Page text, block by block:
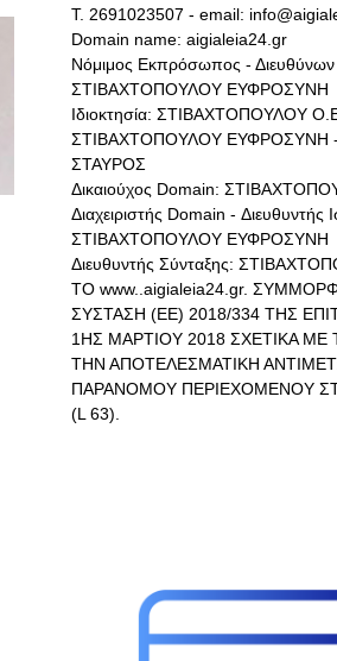
Τ. 2691023507 - email:
Domain name: aigialeia24.gr
Νόμιμος Εκπρόσωπος -
ΣΤΙΒΑΧΤΟΠΟΥΛΟΥ ΕΥΦΡΟΣΥΝΗ
Ιδιοκτησία: ΣΤΙΒΑΧΤΟΠΟΥΛΟΥ
ΣΤΙΒΑΧΤΟΠΟΥΛΟΥ ΕΥΦΡΟΣΥΝΗ -
ΣΤΑΥΡΟΣ
Δικαιούχος Domain:
Διαχειριστής Domain - Διευθυντής
ΣΤΙΒΑΧΤΟΠΟΥΛΟΥ ΕΥΦΡΟΣΥΝΗ
Διευθυντής Σύνταξης:
ΤΟ www..aigialeia24.gr.
ΣΥΣΤΑΣΗ (ΕΕ) 2018/334 ΤΗΣ
1ΗΣ ΜΑΡΤΙΟΥ 2018 ΣΧΕΤΙΚΑ ΜΕ
ΤΗΝ ΑΠΟΤΕΛΕΣΜΑΤΙΚΗ
ΠΑΡΑΝΟΜΟΥ ΠΕΡΙΕΧΟΜΕΝΟΥ
(L 63).